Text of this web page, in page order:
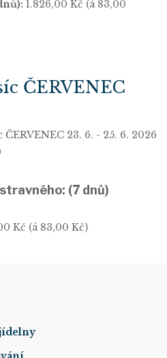
1.826,00 Kč (á 83,00
ČERVENEC
23. 6. - 25. 6. 2026
(7 dnů)
Kč (á 83,00 Kč)